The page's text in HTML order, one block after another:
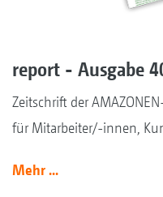
report - Ausgabe
Zeitschrift der AMAZONEN-
für Mitarbeiter/-innen,
Mehr ...